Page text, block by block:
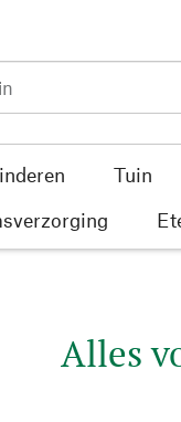
Tuin
Alles